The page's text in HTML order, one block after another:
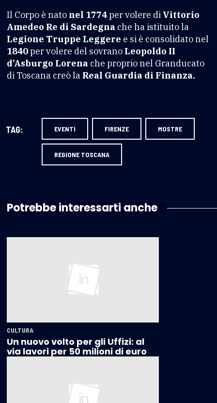
Il Corpo è nato nel 1774per volere di Vittorio
Amedeo Re di Sardegna che ha istituito la
Legione Truppe Leggere e si è consolidato nel
1840per volere del sovrano Leopoldo II
d’Asburgo Lorena che proprio nel Granducato
di Toscana creò la Real Guardia di Finanza.
TAG: EVENTI FIRENZE MOSTRE
REGIONE TOSCANA
Potrebbe interessarti anche
CULTURA
Un nuovo volto per gli Uffizi: al
via lavori per 50 milioni di euro